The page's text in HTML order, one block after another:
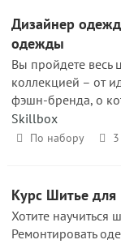
Дизайнер
одежды
Вы пройдете весь
коллекцией – от
фэшн-бренда, о
Skillbox
По набору
Курс Шитье
Хотите научиться
Ремонтировать